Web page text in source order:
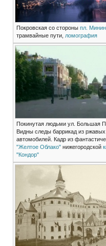
Покровская со стороны пл.
трамвайные пути, ломография
Покинутая людьми ул. Большая
Видны следы баррикад из ржавых
автомобилей. Кадр из
"Желтое Облако"нижегородской
"Кондор"